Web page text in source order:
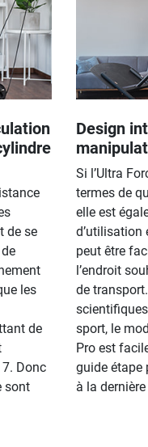
de se
les
de
Donc
sont
Design
Si l’Ultra
termes de
elle est
d’utilisation
peut être
l’endroit
de
sport, le
Pro est
guide étape
à la